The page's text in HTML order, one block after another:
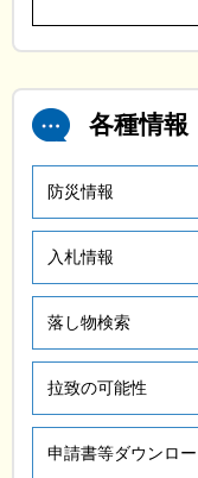
各種情報
防災情報
入札情報
落し物検索
拉致の可能性
申請書等ダウンロー